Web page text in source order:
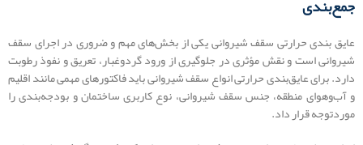
جمع‌بندی
عایق بندی حرارتی سقف شیروانی یکی از بخش‌های مهم و ضروری در اجرای سقف
شیروانی است و نقش مؤثری در جلوگیری از ورود گردوغبار، تعریق و نفوذ رطوبت
دارد. برای عایق‌بندی حرارتی انواع سقف شیروانی باید فاکتورهای مهمی مانند اقلیم
و آب‌وهوای منطقه، جنس سقف شیروانی، نوع کاربری ساختمان و بودجه‌بندی را
موردتوجه قرار داد.